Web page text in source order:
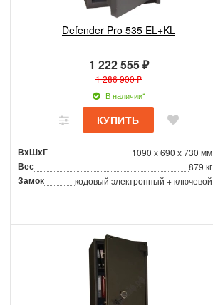
Defender Pro 535 EL+KL
1 222 555 ₽
1 286 900 ₽
В наличии*
ВxШxГ 1090 x 690 x 730 мм
Вес 879 кг
Замок кодовый электронный + ключевой